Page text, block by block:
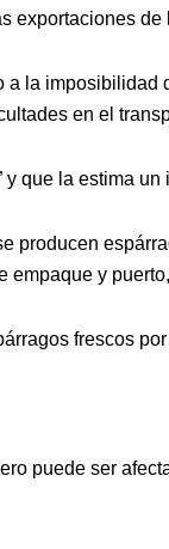
exportaciones de
a la imposibilidad
en el
que la estima
producen
y
frescos
puede ser